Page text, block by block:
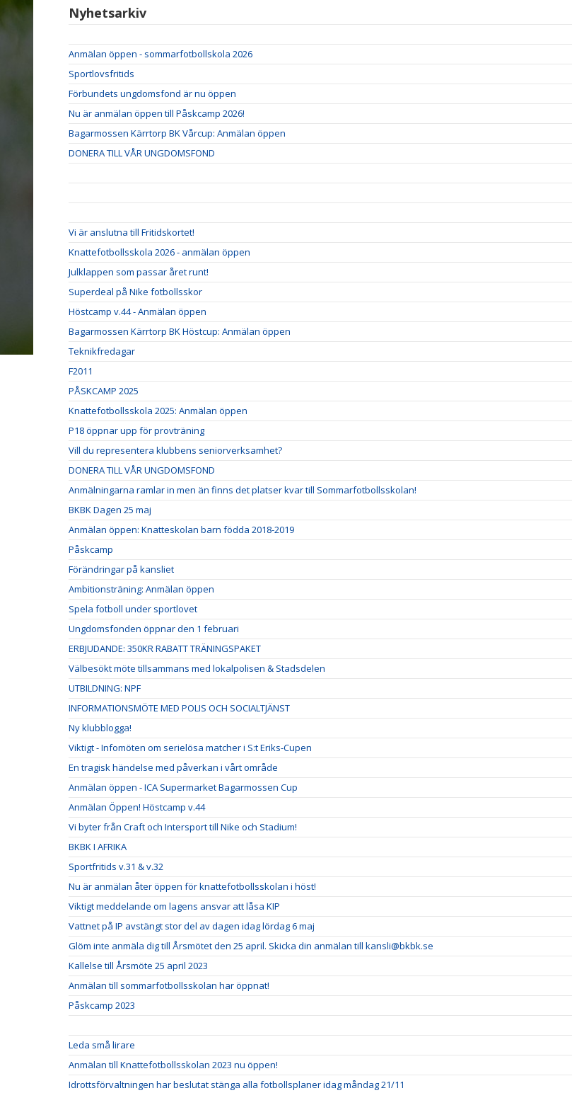
Nyhetsarkiv
Anmälan öppen - sommarfotbollskola 2026
Sportlovsfritids
Förbundets ungdomsfond är nu öppen
Nu är anmälan öppen till Påskcamp 2026!
Bagarmossen Kärrtorp BK Vårcup: Anmälan öppen
DONERA TILL VÅR UNGDOMSFOND
Vi är anslutna till Fritidskortet!
Knattefotbollsskola 2026 - anmälan öppen
Julklappen som passar året runt!
Superdeal på Nike fotbollsskor
Höstcamp v.44 - Anmälan öppen
Bagarmossen Kärrtorp BK Höstcup: Anmälan öppen
Teknikfredagar
F2011
PÅSKCAMP 2025
Knattefotbollsskola 2025: Anmälan öppen
P18 öppnar upp för provträning
Vill du representera klubbens seniorverksamhet?
DONERA TILL VÅR UNGDOMSFOND
Anmälningarna ramlar in men än finns det platser kvar till Sommarfotbollsskolan!
BKBK Dagen 25 maj
Anmälan öppen: Knatteskolan barn födda 2018-2019
Påskcamp
Förändringar på kansliet
Ambitionsträning: Anmälan öppen
Spela fotboll under sportlovet
Ungdomsfonden öppnar den 1 februari
ERBJUDANDE: 350KR RABATT TRÄNINGSPAKET
Välbesökt möte tillsammans med lokalpolisen & Stadsdelen
UTBILDNING: NPF
INFORMATIONSMÖTE MED POLIS OCH SOCIALTJÄNST
Ny klubblogga!
Viktigt - Infomöten om serielösa matcher i S:t Eriks-Cupen
En tragisk händelse med påverkan i vårt område
Anmälan öppen - ICA Supermarket Bagarmossen Cup
Anmälan Öppen! Höstcamp v.44
Vi byter från Craft och Intersport till Nike och Stadium!
BKBK I AFRIKA
Sportfritids v.31 & v.32
Nu är anmälan åter öppen för knattefotbollsskolan i höst!
Viktigt meddelande om lagens ansvar att låsa KIP
Vattnet på IP avstängt stor del av dagen idag lördag 6 maj
Glöm inte anmäla dig till Årsmötet den 25 april. Skicka din anmälan till kansli@bkbk.se
Kallelse till Årsmöte 25 april 2023
Anmälan till sommarfotbollsskolan har öppnat!
Påskcamp 2023
Leda små lirare
Anmälan till Knattefotbollsskolan 2023 nu öppen!
Idrottsförvaltningen har beslutat stänga alla fotbollsplaner idag måndag 21/11